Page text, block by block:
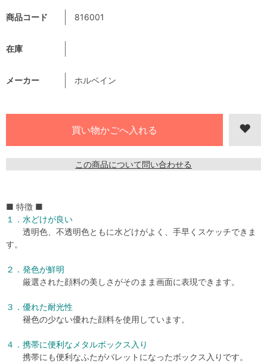
商品コード 816001
在庫
メーカー ホルベイン
この商品について問い合わせる
■ 特徴 ■
１．水どけが良い
透明色、不透明色ともに水どけがよく、手早くスケッチできま
す。
２．発色が鮮明
厳選された顔料の美しさがそのまま画面に表現できます。
３．優れた耐光性
褪色の少ない優れた顔料を使用しています。
４．携帯に便利なメタルボックス入り
携帯にも便利なふたがパレットになったボックス入りです。